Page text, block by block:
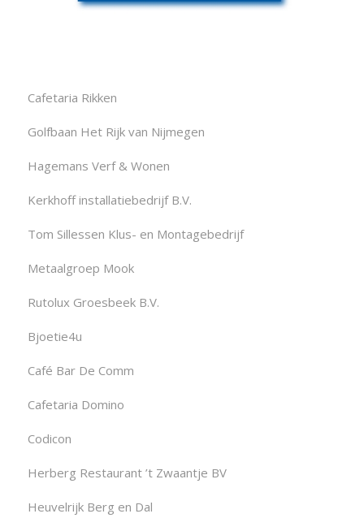
Cafetaria Rikken
Golfbaan Het Rijk van Nijmegen
Hagemans Verf & Wonen
Kerkhoff installatiebedrijf B.V.
Tom Sillessen Klus- en Montagebedrijf
Metaalgroep Mook
Rutolux Groesbeek B.V.
Bjoetie4u
Café Bar De Comm
Cafetaria Domino
Codicon
Herberg Restaurant ’t Zwaantje BV
Heuvelrijk Berg en Dal